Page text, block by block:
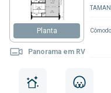
Planta
Panorama em RV